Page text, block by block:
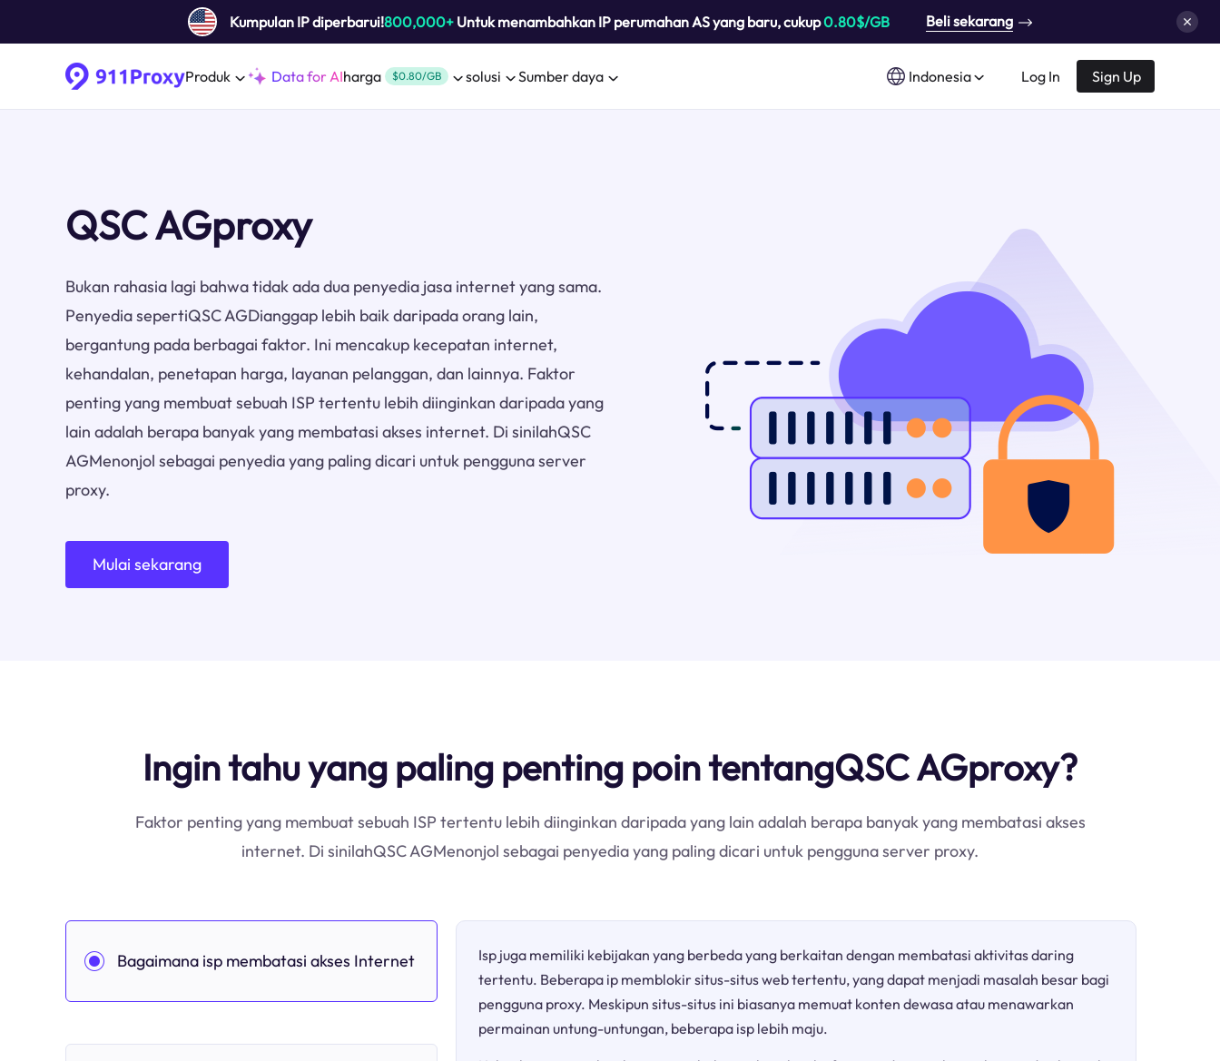
Kumpulan IP diperbarui!800,000+Untuk menambahkan IP perumahan AS yang baru, cukup0.80$/GB Beli sekarang
Produk Data for AIharga $0.80/GB solusi Sumber daya Indonesia Log In Sign Up
QSC AGproxy
Bukan rahasia lagi bahwa tidak ada dua penyedia jasa internet yang sama.
Penyedia sepertiQSC AGDianggap lebih baik daripada orang lain,
bergantung pada berbagai faktor. Ini mencakup kecepatan internet,
kehandalan, penetapan harga, layanan pelanggan, dan lainnya. Faktor
penting yang membuat sebuah ISP tertentu lebih diinginkan daripada yang
lain adalah berapa banyak yang membatasi akses internet. Di sinilahQSC
AGMenonjol sebagai penyedia yang paling dicari untuk pengguna server
proxy.
Mulai sekarang
Ingin tahu yang paling penting poin tentangQSC AGproxy?
Faktor penting yang membuat sebuah ISP tertentu lebih diinginkan daripada yang lain adalah berapa banyak yang membatasi akses
internet. Di sinilahQSC AGMenonjol sebagai penyedia yang paling dicari untuk pengguna server proxy.
Bagaimana isp membatasi akses Internet
Isp juga memiliki kebijakan yang berbeda yang berkaitan dengan membatasi aktivitas daring
tertentu. Beberapa ip memblokir situs-situs web tertentu, yang dapat menjadi masalah besar bagi
pengguna proxy. Meskipun situs-situs ini biasanya memuat konten dewasa atau menawarkan
permainan untung-untungan, beberapa isp lebih maju.